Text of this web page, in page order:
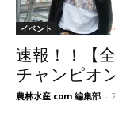
イベント
速報！！【
チャンピオ
農林水産.com 編集部 -